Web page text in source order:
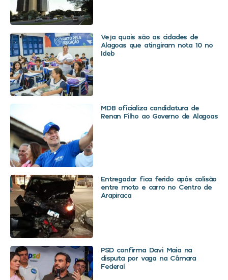
Veja quais são as cidades de
Alagoas que atingiram nota 10 no
Ideb
MDB oficializa candidatura de
Renan Filho ao Governo de Alagoas
Entregador fica ferido após colisão
entre moto e carro no Centro de
Arapiraca
PSD confirma Davi Maia na
disputa por vaga na Câmara
Federal